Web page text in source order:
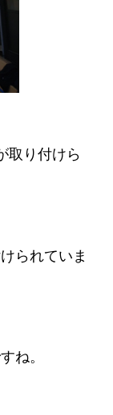
取り付けら
られていま
ね。